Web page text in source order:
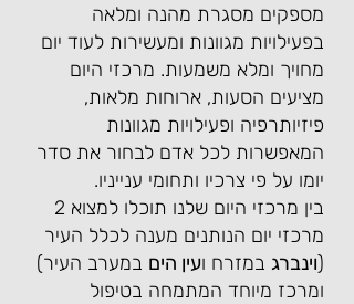
מספקים מסגרת מהנה ומלאה
בפעילויות מגוונות ומעשירות לעוד יום
מחויך ומלא משמעות. מרכזי היום
מציעים הסעות, ארוחות מלאות,
פיזיותרפיה ופעילויות מגוונות
המאפשרות לכל אדם לבחור את סדר
יומו על פי צרכיו ותחומי ענייניו.
בין מרכזי היום שלנו תוכלו למצוא 2
מרכזי יום הנותנים מענה לכלל העיר
(וינברג במזרח ועין הים במערב העיר)
ומרכז מיוחד המתמחה בטיפול